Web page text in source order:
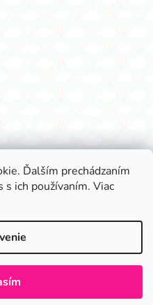
Ďalším prechádzaním
ich používaním. Viac